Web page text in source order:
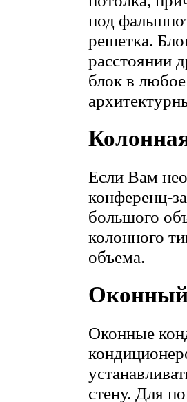
под
решетка.
расстоянии
блок в
Если Вам
конференц-
большого
колонного
объема.
Оконные
стену. Для